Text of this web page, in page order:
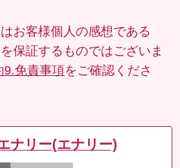
お客様個人の感想である
保証するものではございま
9.免責事項をご確認くださ
ナリー(エナリー)